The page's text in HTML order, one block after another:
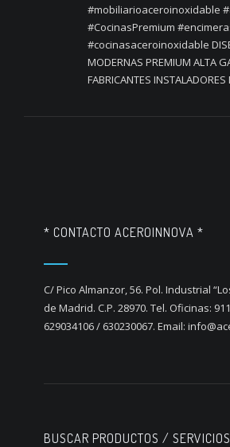
#mobiliarioaceroinoxidable
#CocinasPremium
#cocinasaceroinoxidable
MODERNAS PREMIUM ALTA
FABRICANTES INSTALADORES
* CONTACTO ACEROINNOVA *
C/ Pico Almanzor, 56. Pol. Industrial
de Madrid. C.P. 28970. Tel. Oficinas:
629034106 / 630230067. Email:
BUSCAR PRODUCTOS / SERVICIOS